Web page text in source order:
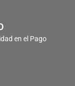
en el Pago